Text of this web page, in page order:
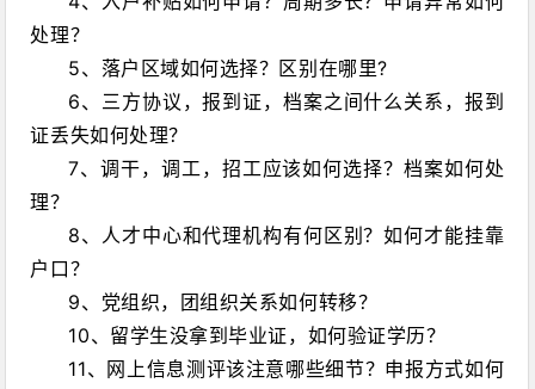
处理？
5、落户区域如何选择？区别在哪里?
6、三方协议，报到证，档案之间什么关系，报到
证丢失如何处理？
7、调干，调工，招工应该如何选择？档案如何处
理？
8、人才中心和代理机构有何区别？如何才能挂靠
户口？
9、党组织，团组织关系如何转移？
10、留学生没拿到毕业证，如何验证学历？
11、网上信息测评该注意哪些细节？申报方式如何